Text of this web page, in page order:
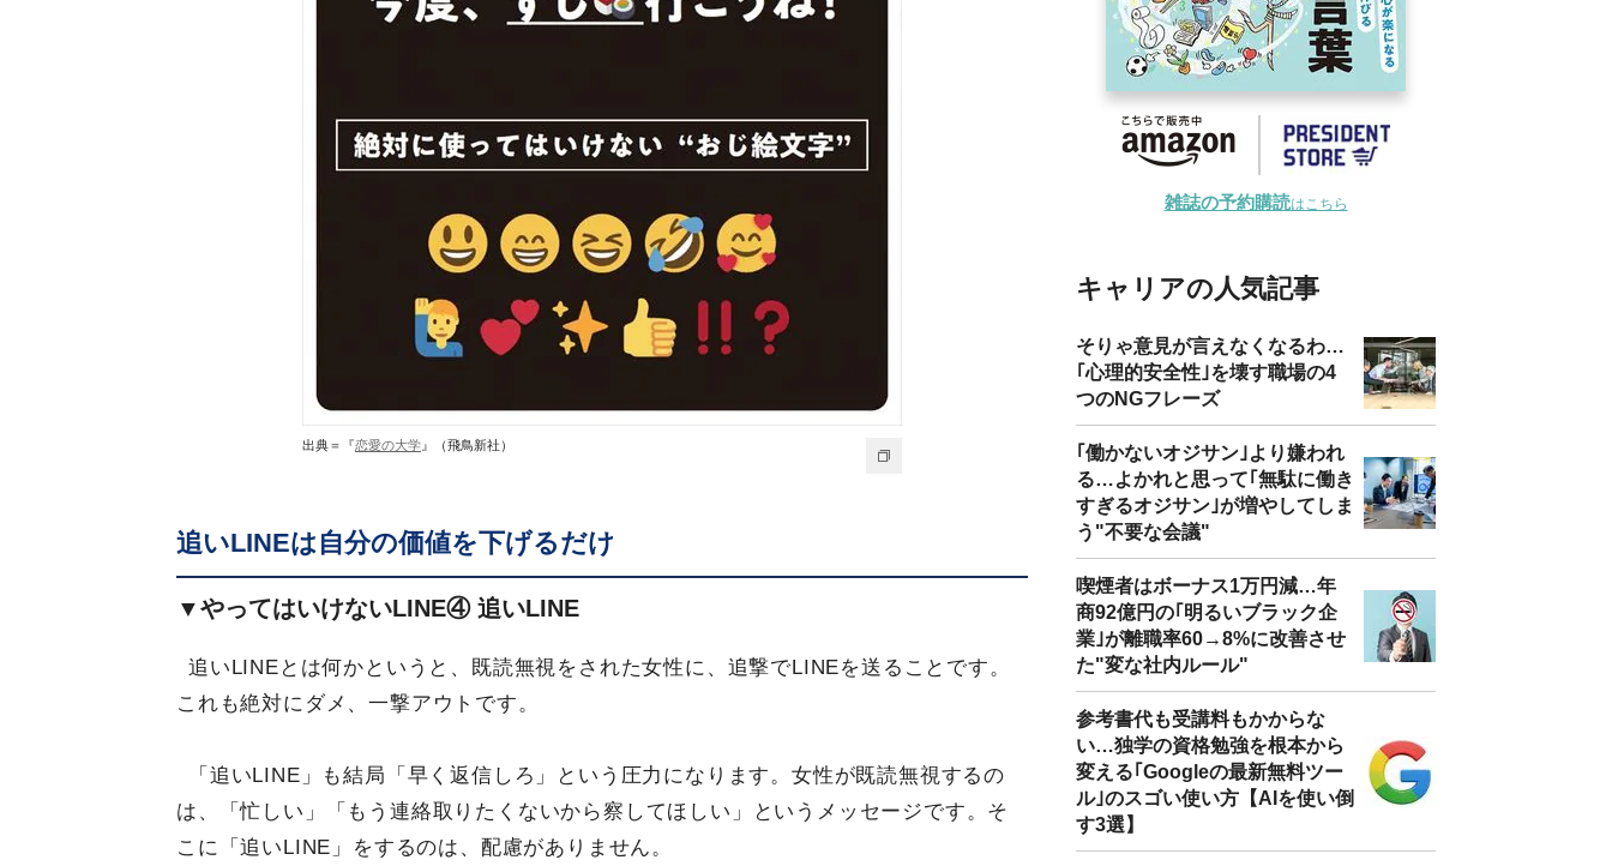
出典＝『恋愛の大学 』（飛鳥新社）
追いLINEは自分の価値を下げるだけ
▼やってはいけないLINE④ 追いLINE
追いLINEとは何かというと、既読無視をされた女性に、追撃でLINEを送ることです。
これも絶対にダメ、一撃アウトです。
「追いLINE」も結局「早く返信しろ」という圧力になります。女性が既読無視するの
は、「忙しい」「もう連絡取りたくないから察してほしい」というメッセージです。そ
こに「追いLINE」をするのは、配慮がありません。
雑誌の予約購読はこちら
キャリアの人気記事
そりゃ意見が言えなくなるわ…
｢心理的安全性｣を壊す職場の4
つのNGフレーズ
｢働かないオジサン｣より嫌われ
る…よかれと思って｢無駄に働き
すぎるオジサン｣が増やしてしま
う"不要な会議"
喫煙者はボーナス1万円減…年
商92億円の｢明るいブラック企
業｣が離職率60→8%に改善させ
た"変な社内ルール"
参考書代も受講料もかからな
い…独学の資格勉強を根本から
変える｢Googleの最新無料ツー
ル｣のスゴい使い方【AIを使い倒
す3選】